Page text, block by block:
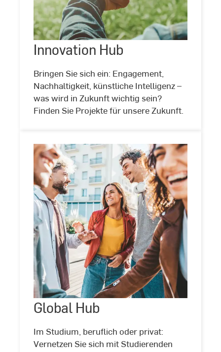
©Stock
Innovation Hub
Bringen Sie sich ein: Engagement,
Nachhaltigkeit, künstliche Intelligenz –
was wird in Zukunft wichtig sein?
Finden Sie Projekte für unsere Zukunft.
Innovation
Hub
©
Stock
Global Hub
Im Studium, beruflich oder privat:
Vernetzen Sie sich mit Studierenden
Global
Hub